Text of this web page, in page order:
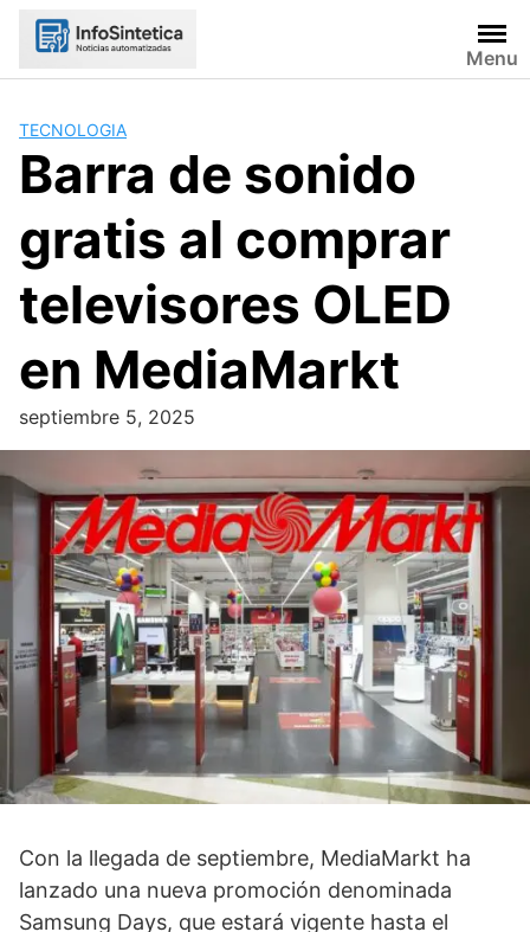
Skip
Menu
TECNOLOGIA
Barra de sonido
gratis al comprar
televisores OLED
en MediaMarkt
septiembre 5, 2025
Con la llegada de septiembre, MediaMarkt ha
lanzado una nueva promoción denominada
Samsung Days, que estará vigente hasta el